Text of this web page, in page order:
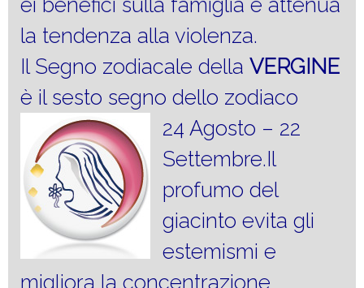
la tendenza alla violenza.
Il Segno zodiacale della VERGINE
è il sesto segno dello zodiaco
24 Agosto – 22
Settembre.Il
profumo del
giacinto evita gli
estemismi e
migliora la concentrazione